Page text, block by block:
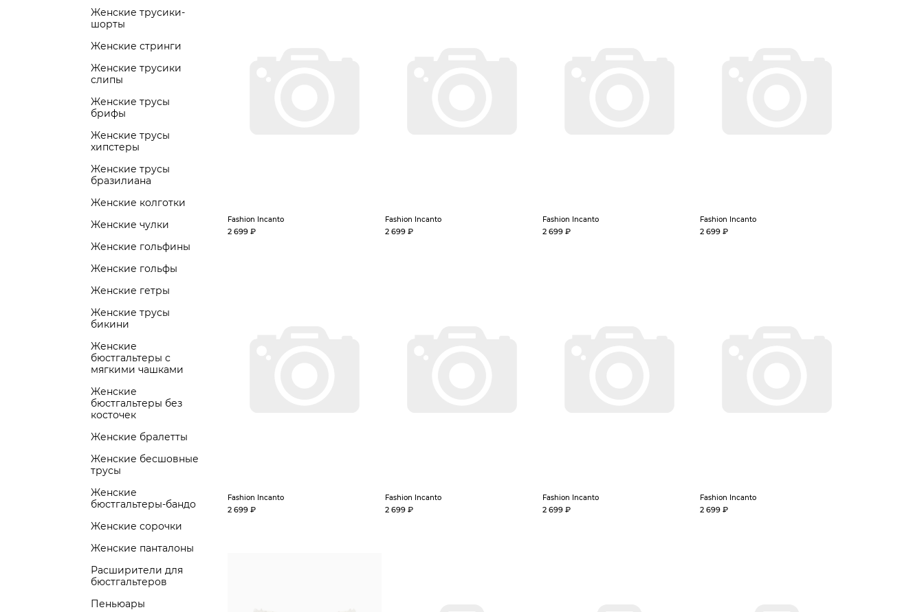
Женские трусики-
шорты
Женские стринги
Женские трусики
слипы
Женские трусы
брифы
Женские трусы
хипстеры
Женские трусы
бразилиана
Женские колготки
Женские чулки
Женские гольфины
Женские гольфы
Женские гетры
Женские трусы
бикини
Женские
бюстгальтеры с
мягкими чашками
Женские
бюстгальтеры без
косточек
Женские бралетты
Женские бесшовные
трусы
Женские
бюстгальтеры-бандо
Женские сорочки
Женские панталоны
Расширители для
бюстгальтеров
Пеньюары
Fashion Incanto
2 699 ₽
Fashion Incanto
2 699 ₽
Fashion Incanto
2 699 ₽
Fashion Incanto
2 699 ₽
Fashion Incanto
2 699 ₽
Fashion Incanto
2 699 ₽
Fashion Incanto
2 699 ₽
Fashion Incanto
2 699 ₽